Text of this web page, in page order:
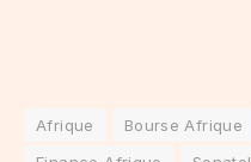
Afrique Bourse Afrique